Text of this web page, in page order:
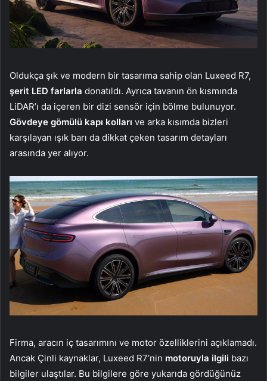
Oldukça şık ve modern bir tasarıma sahip olan Luxeed R7,
şerit LED farlarla donatıldı. Ayrıca tavanın ön kısmında
LiDAR’ı da içeren bir dizi sensör için bölme bulunuyor.
Gövdeye gömülü kapı kolları ve arka kısımda bizleri
karşılayan ışık barı da dikkat çeken tasarım detayları
arasında yer alıyor.
Firma, aracın iç tasarımını ve motor özelliklerini açıklamadı.
Ancak Çinli kaynaklar, Luxeed R7’nin motoruyla ilgili bazı
bilgiler ulaştılar. Bu bilgilere göre yukarıda gördüğünüz